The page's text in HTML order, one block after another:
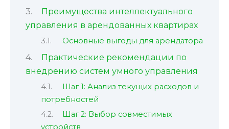
Преимущества интеллектуального
управления в арендованных квартирах
Основные выгоды для арендатора
Практические рекомендации по
внедрению систем умного управления
Шаг 1: Анализ текущих расходов и
потребностей
Шаг 2: Выбор совместимых
устройств